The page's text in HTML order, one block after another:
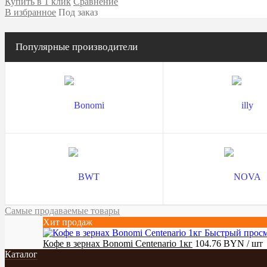
В избранное Под заказ
Популярные производители
Самые продаваемые товары
Хит продаж
Быстрый
Кофе в зернах Bonomi Centenario 1кг 104.76 BYN / шт
Каталог